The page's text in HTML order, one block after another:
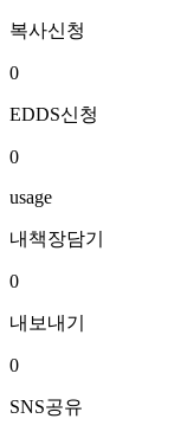
복사신청
0
EDDS신청
0
usage
내책장담기
0
내보내기
0
SNS공유